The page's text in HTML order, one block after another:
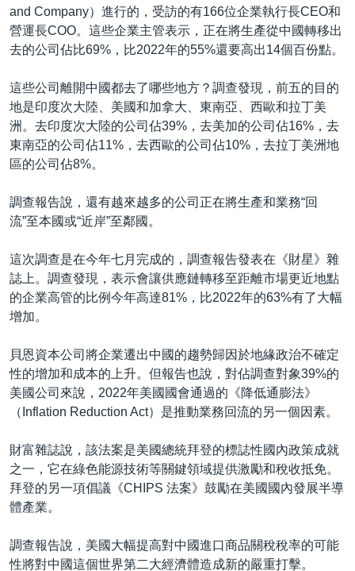
美國透視
建國史話
其他語言網站
and Company）進行的，受訪的有166位企業執行長CEO和
營運長COO。這些企業主管表示，正在將生產從中國轉移出
去的公司佔比69%，比2022年的55%還要高出14個百份點。
這些公司離開中國都去了哪些地方？調查發現，前五的目的
地是印度次大陸、美國和加拿大、東南亞、西歐和拉丁美
洲。去印度次大陸的公司佔39%，去美加的公司佔16%，去
東南亞的公司佔11%，去西歐的公司佔10%，去拉丁美洲地
區的公司佔8%。
調查報告說，還有越來越多的公司正在將生產和業務“回
流”至本國或“近岸”至鄰國。
這次調查是在今年七月完成的，調查報告發表在《財星》雜
誌上。調查發現，表示會讓供應鏈轉移至距離市場更近地點
的企業高管的比例今年高達81%，比2022年的63%有了大幅
增加。
貝恩資本公司將企業遷出中國的趨勢歸因於地緣政治不確定
性的增加和成本的上升。但報告也說，對佔調查對象39%的
美國公司來說，2022年美國國會通過的《降低通膨法》
（Inflation Reduction Act）是推動業務回流的另一個因素。
財富雜誌說，該法案是美國總統拜登的標誌性國內政策成就
之一，它在綠色能源技術等關鍵領域提供激勵和稅收抵免。
拜登的另一項倡議《CHIPS 法案》鼓勵在美國國內發展半導
體產業。
調查報告說，美國大幅提高對中國進口商品關稅稅率的可能
性將對中國這個世界第二大經濟體造成新的嚴重打擊。